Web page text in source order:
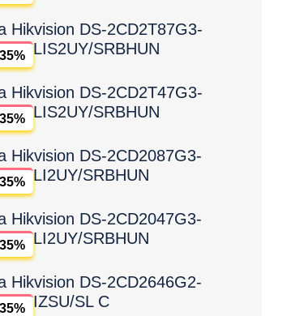
Hikvision DS-2CD2T87G3-
LIS2UY/SRBHUN
Hikvision DS-2CD2T47G3-
LIS2UY/SRBHUN
Hikvision DS-2CD2087G3-
LI2UY/SRBHUN
Hikvision DS-2CD2047G3-
LI2UY/SRBHUN
Hikvision DS-2CD2646G2-
IZSU/SL C